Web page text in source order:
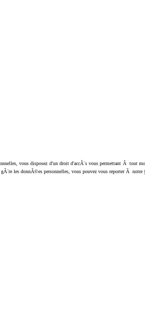
vous disposez d'un droit d'accÃ¨s vous permettant Ã tout
les donnÃ©es personnelles, vous pouvez vous reporter Ã notre